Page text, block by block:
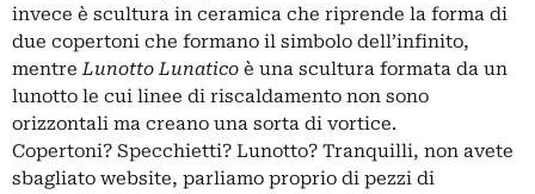
invece è scultura in ceramica che riprende la forma di
due copertoni che formano il simbolo dell’infinito,
mentreLunotto Lunatico è una scultura formata da un
lunotto le cui linee di riscaldamento non sono
orizzontali ma creano una sorta di vortice.
Copertoni? Specchietti? Lunotto? Tranquilli, non avete
sbagliato website, parliamo proprio di pezzi di